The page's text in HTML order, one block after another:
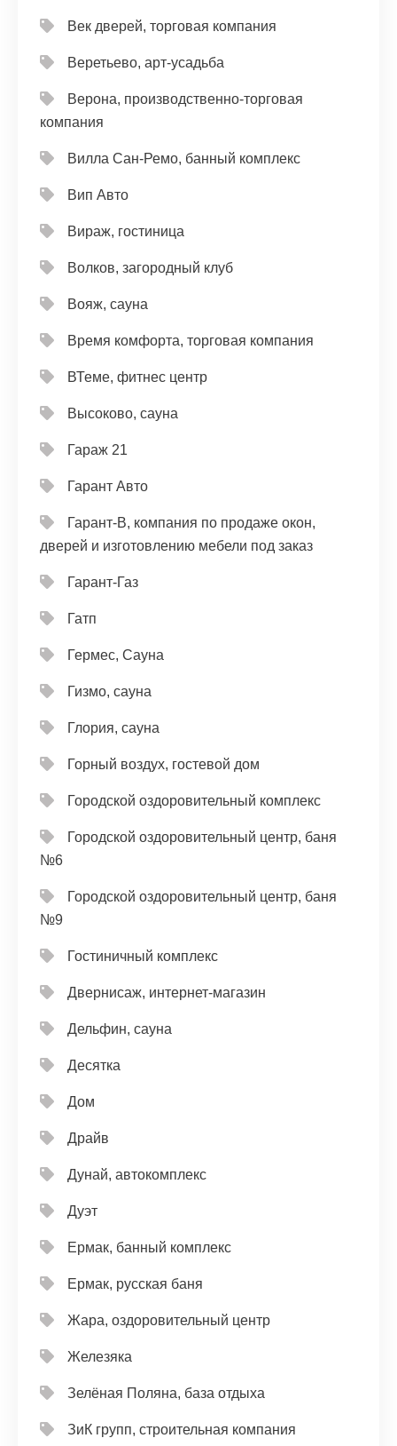
Век дверей, торговая компания
Веретьево, арт-усадьба
Верона, производственно-торговая
компания
Вилла Сан-Ремо, банный комплекс
Вип Авто
Вираж, гостиница
Волков, загородный клуб
Вояж, сауна
Время комфорта, торговая компания
ВТеме, фитнес центр
Высоково, сауна
Гараж 21
Гарант Авто
Гарант-В, компания по продаже окон,
дверей и изготовлению мебели под заказ
Гарант-Газ
Гатп
Гермес, Сауна
Гизмо, сауна
Глория, сауна
Горный воздух, гостевой дом
Городской оздоровительный комплекс
Городской оздоровительный центр, баня
№6
Городской оздоровительный центр, баня
№9
Гостиничный комплекс
Двернисаж, интернет-магазин
Дельфин, сауна
Десятка
Дом
Драйв
Дунай, автокомплекс
Дуэт
Ермак, банный комплекс
Ермак, русская баня
Жара, оздоровительный центр
Железяка
Зелёная Поляна, база отдыха
ЗиК групп, строительная компания